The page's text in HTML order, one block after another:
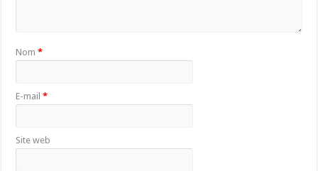
Nom*
E-mail*
Site web